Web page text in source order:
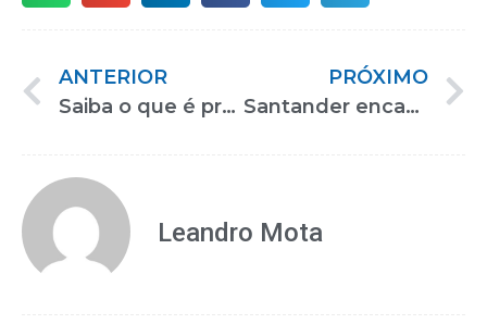
ANTERIOR
Saiba o que é preciso para empreender no setor de fisioterapia e terapia ocupacional
PRÓXIMO
Santander encaminha contratação de pessoas com deficiência na Reatech
Leandro Mota